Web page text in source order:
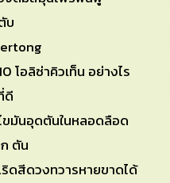
บ
โอลิซ่าคิวเท็น อย่างไร
ดี
มันอุดตันในหลอดลือด
ตัน
ดสีดวงทวารหายขาดได้